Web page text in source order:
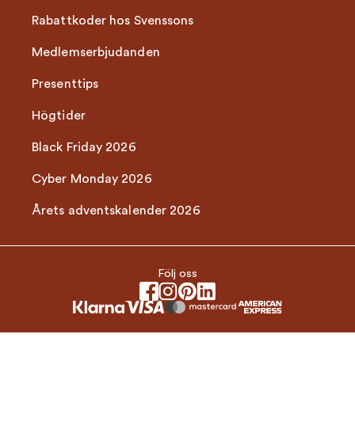
Rabattkoder hos Svenssons
Medlemserbjudanden
Presenttips
Högtider
Black Friday 2026
Cyber Monday 2026
Årets adventskalender 2026
Följ oss